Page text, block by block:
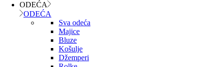
ODEĆA
ODEĆA
Sva odeća
Majice
Bluze
Košulje
Džemperi